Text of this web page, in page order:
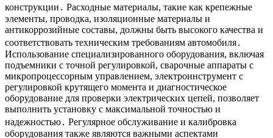
конструкции․ Расходные материалы, такие как крепежные
элементы, проводка, изоляционные материалы и
антикоррозийные составы, должны быть высокого качества и
соответствовать техническим требованиям автомобиля․
Использование специализированного оборудования, включая
подъемники с точной регулировкой, сварочные аппараты с
микропроцессорным управлением, электроинструмент с
регулировкой крутящего момента и диагностическое
оборудование для проверки электрических цепей, позволяет
выполнить установку с максимальной точностью и
надежностью․ Регулярное обслуживание и калибровка
оборудования также являются важными аспектами